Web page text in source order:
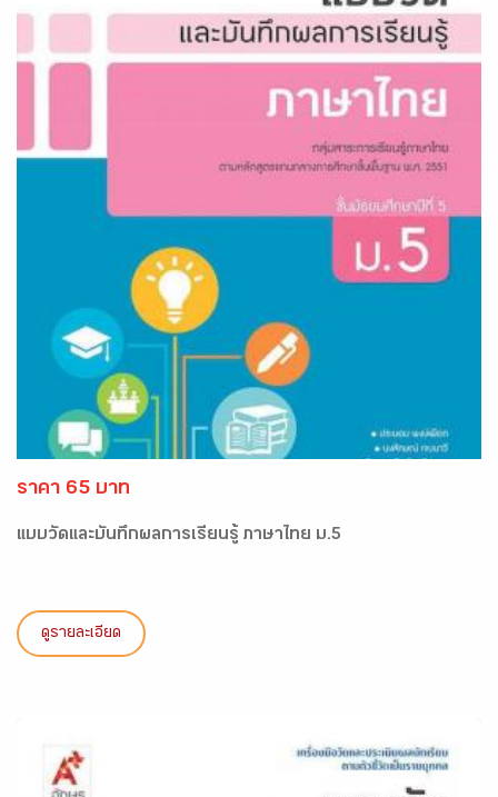
ราคา 65 บาท
แบบวัดและบันทึกผลการเรียนรู้ ภาษาไทย ม.5
ดูรายละเอียด